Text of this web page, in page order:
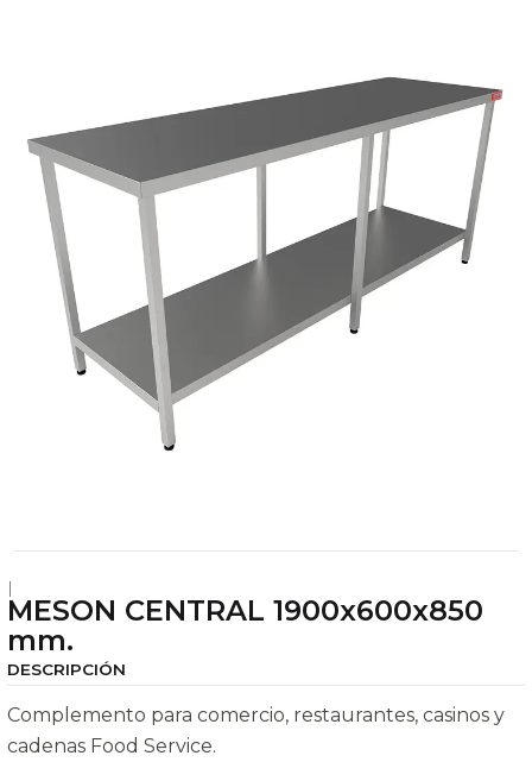
|
MESON CENTRAL 1900x600x850
mm.
DESCRIPCIÓN
Complemento para comercio, restaurantes, casinos y
cadenas Food Service.